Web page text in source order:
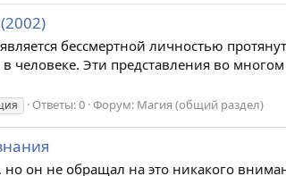
бессмертной личностью
человеке. Эти представления во
Ответы: 0 Форум: Магия (общий раздел)
он не обращал на это никакого